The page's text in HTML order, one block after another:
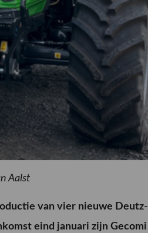
Aalst
van vier nieuwe Deutz-
eind januari zijn Gecomi